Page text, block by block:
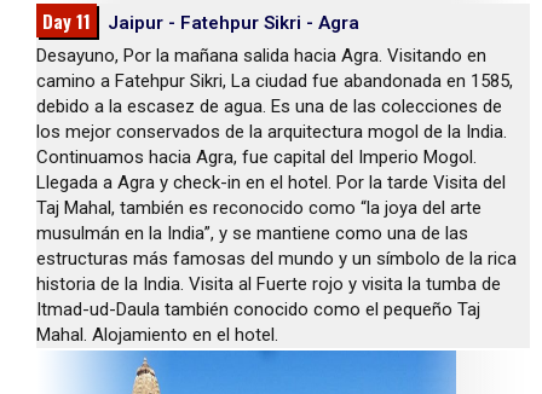
Day 11
Jaipur - Fatehpur Sikri - Agra
Desayuno, Por la mañana salida hacia Agra. Visitando en
camino a Fatehpur Sikri, La ciudad fue abandonada en 1585,
debido a la escasez de agua. Es una de las colecciones de
los mejor conservados de la arquitectura mogol de la India.
Continuamos hacia Agra, fue capital del Imperio Mogol.
Llegada a Agra y check-in en el hotel. Por la tarde Visita del
Taj Mahal, también es reconocido como “la joya del arte
musulmán en la India”, y se mantiene como una de las
estructuras más famosas del mundo y un símbolo de la rica
historia de la India. Visita al Fuerte rojo y visita la tumba de
Itmad-ud-Daula también conocido como el pequeño Taj
Mahal. Alojamiento en el hotel.